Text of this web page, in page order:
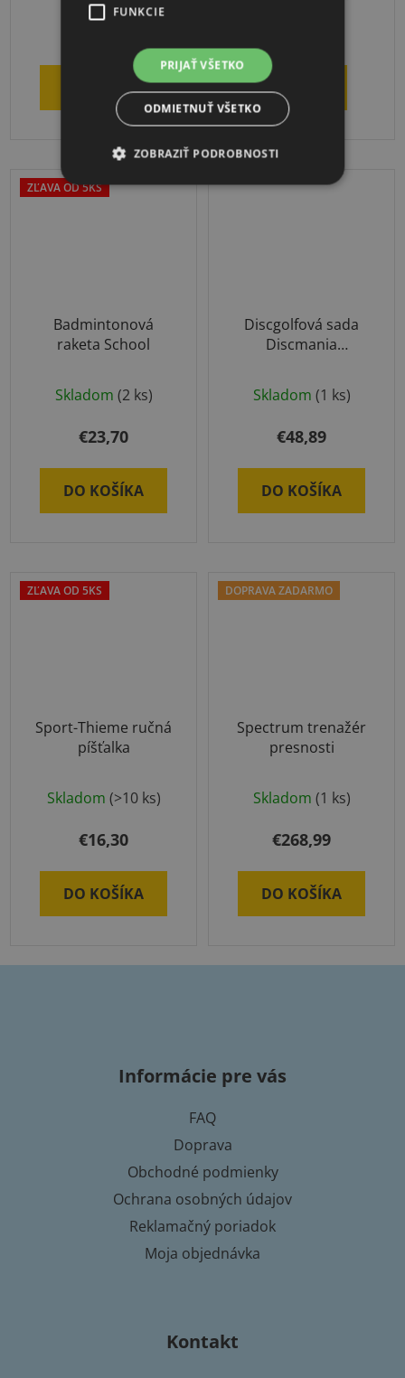
DO KOŠÍKA DETAIL
ZĽAVA OD 5KS
Badmintonová
raketa School
Skladom (2 ks)
€23,70
DO KOŠÍKA
Discgolfová sada
Discmania
midrange, driver)
Skladom (1 ks)
€48,89
DO KOŠÍKA
ZĽAVA OD 5KS
Sport-Thieme ručná
píšťalka
hodnotenie
produktu
5,0
z
Skladom (>10 ks)
€16,30
DO KOŠÍKA
DOPRAVA ZADARMO
Spectrum trenažér
presnosti
Skladom (1 ks)
€268,99
DO KOŠÍKA
Informácie pre vás
FAQ
Doprava
Obchodné podmienky
Ochrana osobných údajov
Reklamačný poriadok
Moja objednávka
Kontakt
FUNKCIE
PRIJAŤ VŠETKO
ODMIETNUŤ VŠETKO
ZOBRAZIŤ PODROBNOSTI